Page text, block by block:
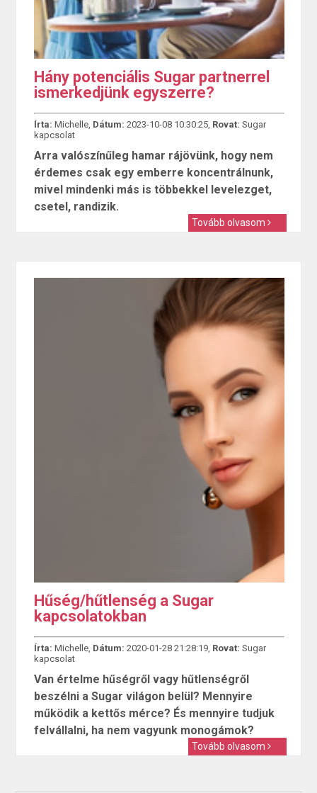
Hány potenciális Sugar partnerrel
ismerkedjünk egyszerre?
Írta: Michelle, Dátum: 2023-10-08 10:30:25, Rovat: Sugar
kapcsolat
Arra valószínűleg hamar rájövünk, hogy nem
érdemes csak egy emberre koncentrálnunk,
mivel mindenki más is többekkel levelezget,
csetel, randizik.
Tovább olvasom
Hűség/hűtlenség a Sugar
kapcsolatokban
Írta: Michelle, Dátum: 2020-01-28 21:28:19, Rovat: Sugar
kapcsolat
Van értelme hűségről vagy hűtlenségről
beszélni a Sugar világon belül? Mennyire
működik a kettős mérce? És mennyire tudjuk
felvállalni, ha nem vagyunk monogámok?
Tovább olvasom